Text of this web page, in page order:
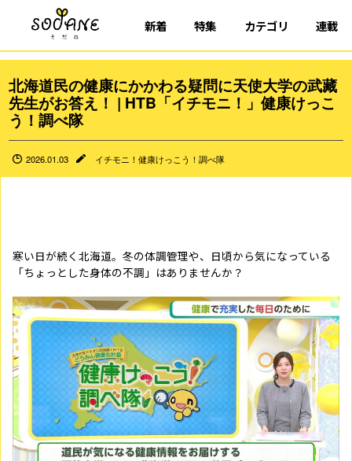
新着 特集 カテゴリ 連載
北海道民の健康にかかわる疑問に天使大学の武藏
先生がお答え！ | HTB「イチモニ！」健康けっこ
う！調べ隊
2026.01.03 イチモニ！健康けっこう！調べ隊
寒い日が続く北海道。冬の体調管理や、日頃から気になっている
「ちょっとした身体の不調」はありませんか？